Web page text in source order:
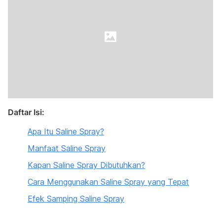
Daftar Isi:
Apa Itu Saline Spray?
Manfaat Saline Spray
Kapan Saline Spray Dibutuhkan?
Cara Menggunakan Saline Spray yang Tepat
Efek Samping Saline Spray